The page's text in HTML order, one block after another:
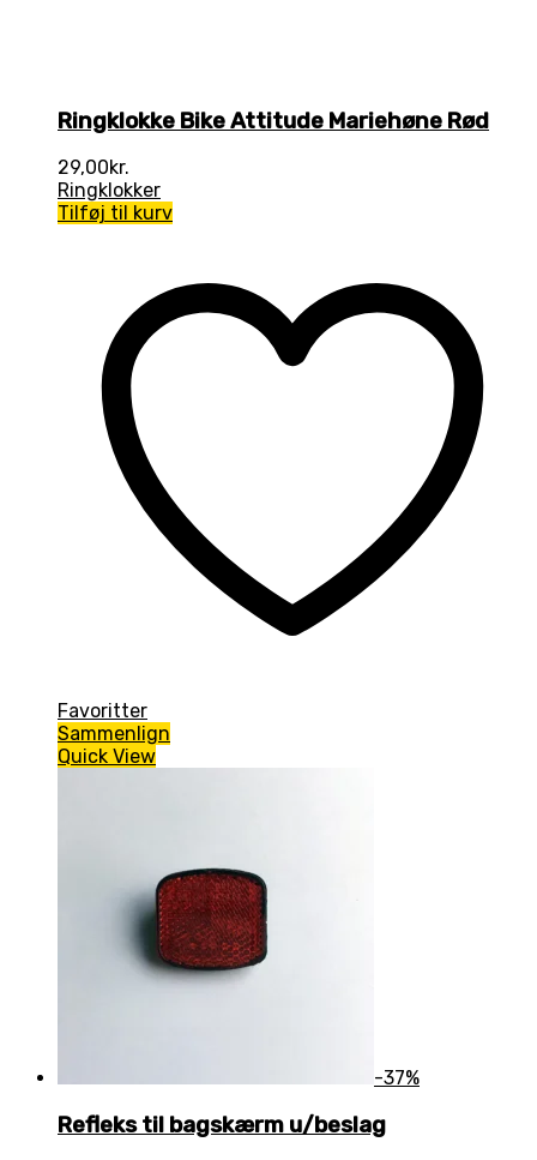
Ringklokke Bike Attitude Mariehøne Rød
29,00kr.
Ringklokker
Tilføj til kurv
Favoritter
Sammenlign
Quick View
-37%
Refleks til bagskærm u/beslag